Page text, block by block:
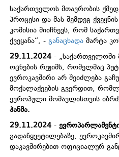
საქართველოს მთავრობის
პროცესი და მას შემდეგ
კომისია მიიჩნევს, რომ
ქვეყანა“, - განაცხადა მარტა
29.11.2024 - „საქართველოში
ოცნების რეჟიმს, რომელმაც
ევროკავშირი არ შეიძლება
მოქალაქეების გვერდით,
ევროპული მომავლისთვის
ჰანმა.
29.11.2024 -
გადაწყვეტილებაზე,
დაკავშირებით ოფიციალურ